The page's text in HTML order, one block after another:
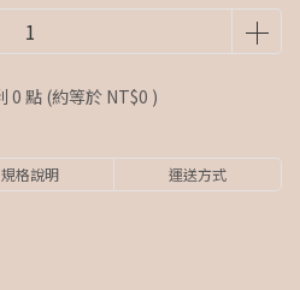
0 點 (約等於 NT$0 )
規格說明 運送方式